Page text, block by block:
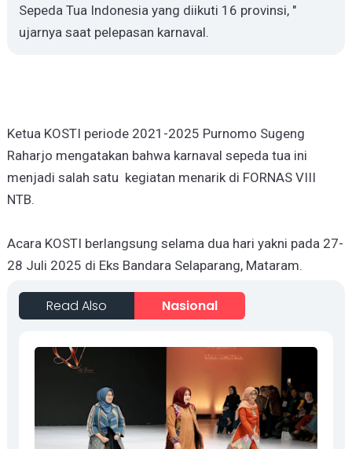
Sepeda Tua Indonesia yang diikuti 16 provinsi, "
ujarnya saat pelepasan karnaval.
Ketua KOSTI periode 2021-2025 Purnomo Sugeng
Raharjo mengatakan bahwa karnaval sepeda tua ini
menjadi salah satu kegiatan menarik di FORNAS VIII
NTB.
Acara KOSTI berlangsung selama dua hari yakni pada 27-
28 Juli 2025 di Eks Bandara Selaparang, Mataram.
Read Also Nasional